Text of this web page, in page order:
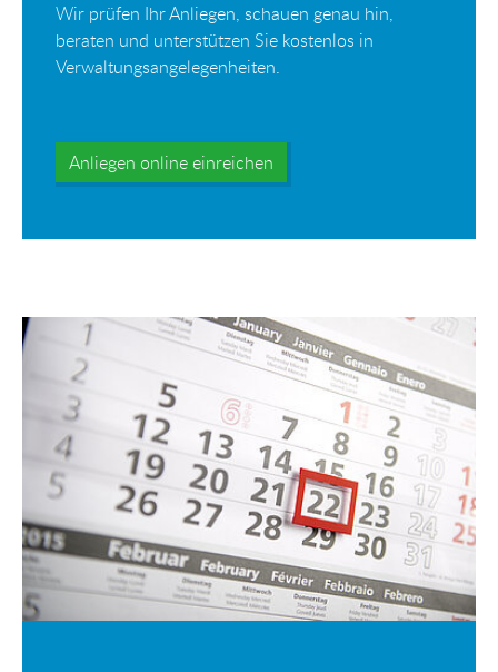
Wir prüfen Ihr Anliegen, schauen genau hin,
beraten und unterstützen Sie kostenlos in
Verwaltungsangelegenheiten.
Anliegen online einreichen